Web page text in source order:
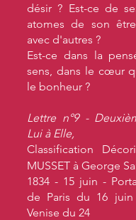
désir ? Est-ce de
atomes de son
avec d'autres ?
Est-ce dans la
sens, dans le cœur
le bonheur ?
Lettre n°9 -
Lui à Elle,
Classification
MUSSET à George
1834 - 15 juin -
de Paris du 16
Venise du 24